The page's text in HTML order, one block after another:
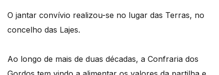
O jantar convívio realizou-se no lugar das Terras, no
concelho das Lajes.
Ao longo de mais de duas décadas, a Confraria dos